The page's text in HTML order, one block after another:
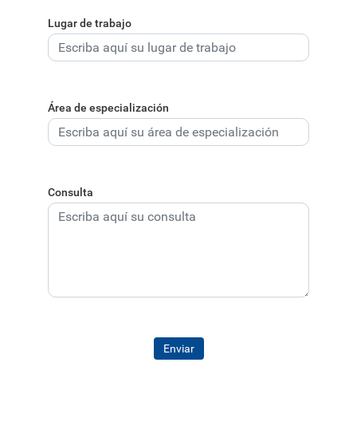
Lugar de trabajo
Área de especialización
Consulta
Enviar